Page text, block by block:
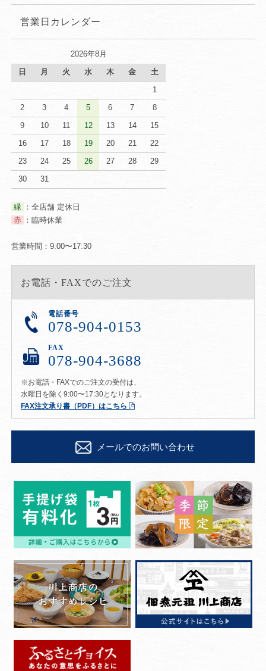
営業日カレンダー
2026年8月
日 月 火 水 木 金 土
1
2 3 4 5 6 7 8
9 10 11 12 13 14 15
16 17 18 19 20 21 22
23 24 25 26 27 28 29
30 31
緑 ：全店舗 定休日
赤 ：臨時休業
営業時間：9:00〜17:30
お電話・FAXでのご注文
電話番号
078-904-0153
FAX
078-904-3688
※お電話・FAXでのご注文の受付は、
水曜日を除く9:00〜17:30となります。
FAX注文承り書（PDF）はこちら
メールでのお問い合わせ